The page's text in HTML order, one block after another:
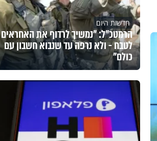
חדשות היום
הרמטכ"ל: "נמשיך לרדוף את האחראים
לטבח - ולא נרפה עד שנבוא חשבון עם
כולם"